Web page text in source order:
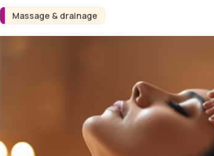
Massage & drainage